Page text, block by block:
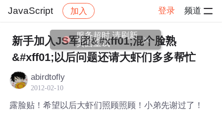
JavaScript 加入 登录 频道
社区 JavaScript 帖子详情
新手加入JS军团&#xff01;混个脸熟
&#xff01;以后问题还请大虾们多多帮忙
abirdtofly
2012-02-10
露脸贴！希望以后大虾们照顾照顾！小弟先谢过了！
服务超时,请刷新
页面重试